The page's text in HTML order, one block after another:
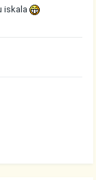
iskala